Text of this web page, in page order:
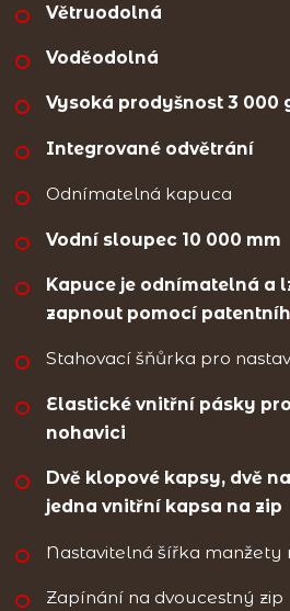
Větruodolná
Voděodolná
Vysoká prodyšnost 3 000
Integrované odvětrání
Odnímatelná kapuca
Vodní sloupec 10 000 mm
Kapuce je odnímatelná a
zapnout pomocí
Stahovací šňůrka pro
Elastické vnitřní pásky
nohavici
Dvě klopové kapsy, dvě
jedna vnitřní kapsa na zip
Nastavitelná šířka manžety
Zapínání na dvoucestný zip